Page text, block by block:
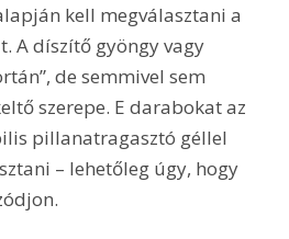
kell megválasztani a
A díszítő gyöngy vagy
de semmivel sem
szerepe. E darabokat az
pillanatragasztó géllel
– lehetőleg úgy, hogy